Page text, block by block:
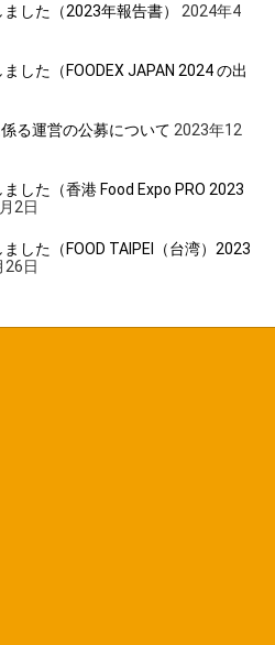
した（2023年報告書）
2024年4
した（FOODEX JAPAN 2024 の出
る運営の公募について 2023年12
した（香港 Food Expo PRO 2023
2日
した（FOOD TAIPEI（台湾）2023
26日